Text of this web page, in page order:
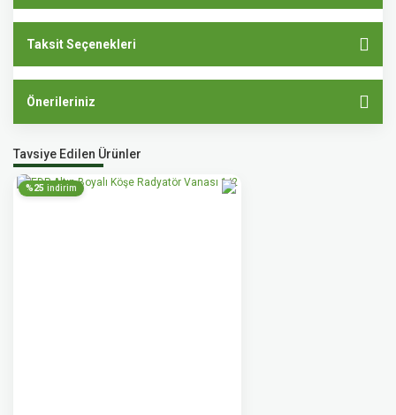
Taksit Seçenekleri
Önerileriniz
Tavsiye Edilen Ürünler
%25 indirim